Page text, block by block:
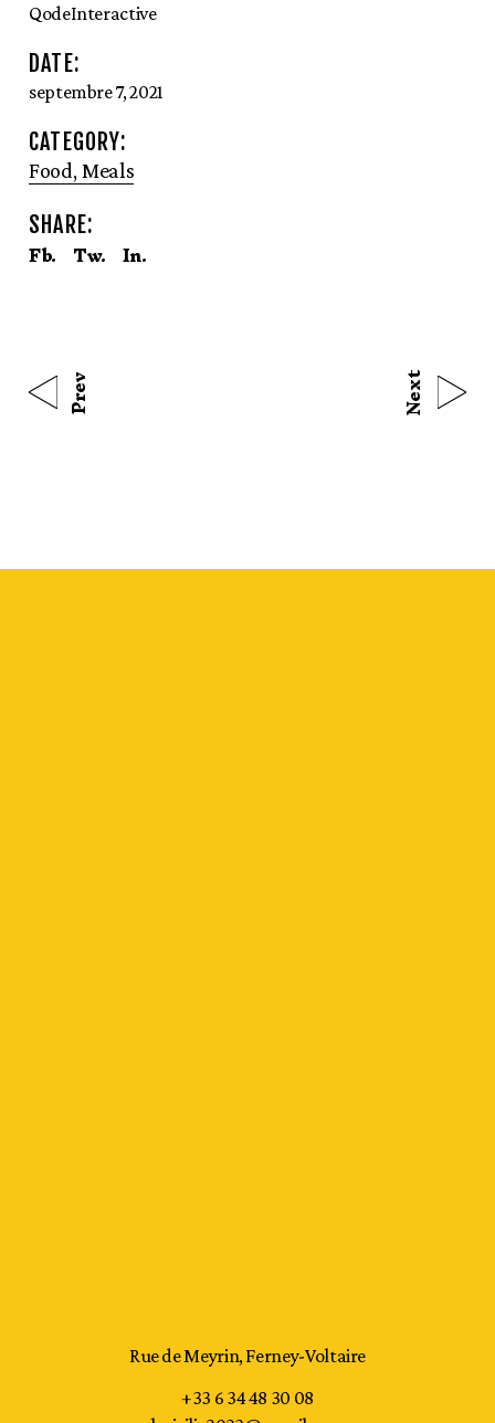
QodeInteractive
DATE:
septembre 7, 2021
CATEGORY:
Food Meals
SHARE:
Fb. Tw. In.
Prev Next
Rue de Meyrin, Ferney-Voltaire
+33 6 34 48 30 08